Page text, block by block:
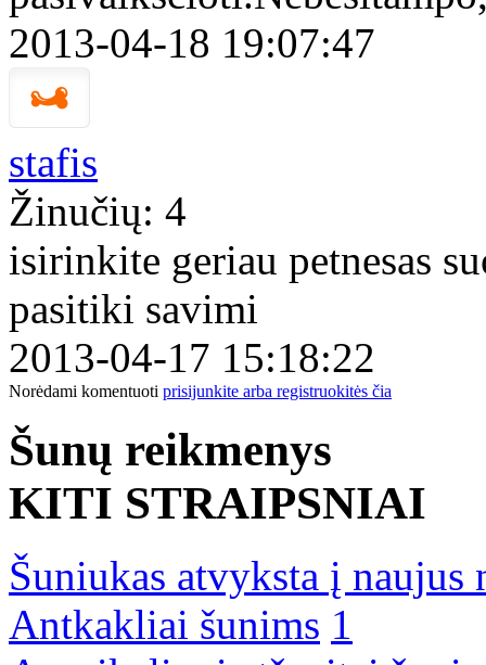
2013-04-18 19:07:47
stafis
Žinučių: 4
isirinkite geriau petnesas
pasitiki savimi
2013-04-17 15:18:22
Norėdami komentuoti prisijunkite arba registruokitės čia
Šunų reikmenys
KITI STRAIPSNIAI
­Šuniukas atvyksta į naujus
Antkakliai šunims 1